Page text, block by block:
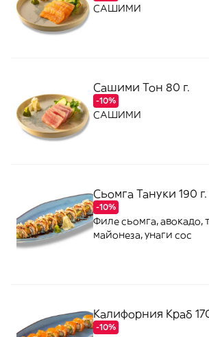
САШИМИ
Сашими Тон 80 г.
-10%
САШИМИ
Сьомга Тануки 190 г.
-10%
Филе сьомга, авокадо,
майонеза, унаги сос
Калифорния Краб
-10%